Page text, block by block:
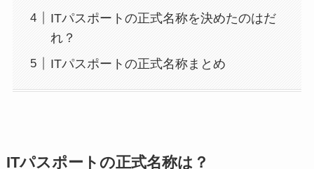
ITパスポートの正式名称を決めたのはだ
れ？
ITパスポートの正式名称まとめ
ITパスポートの正式名称は？